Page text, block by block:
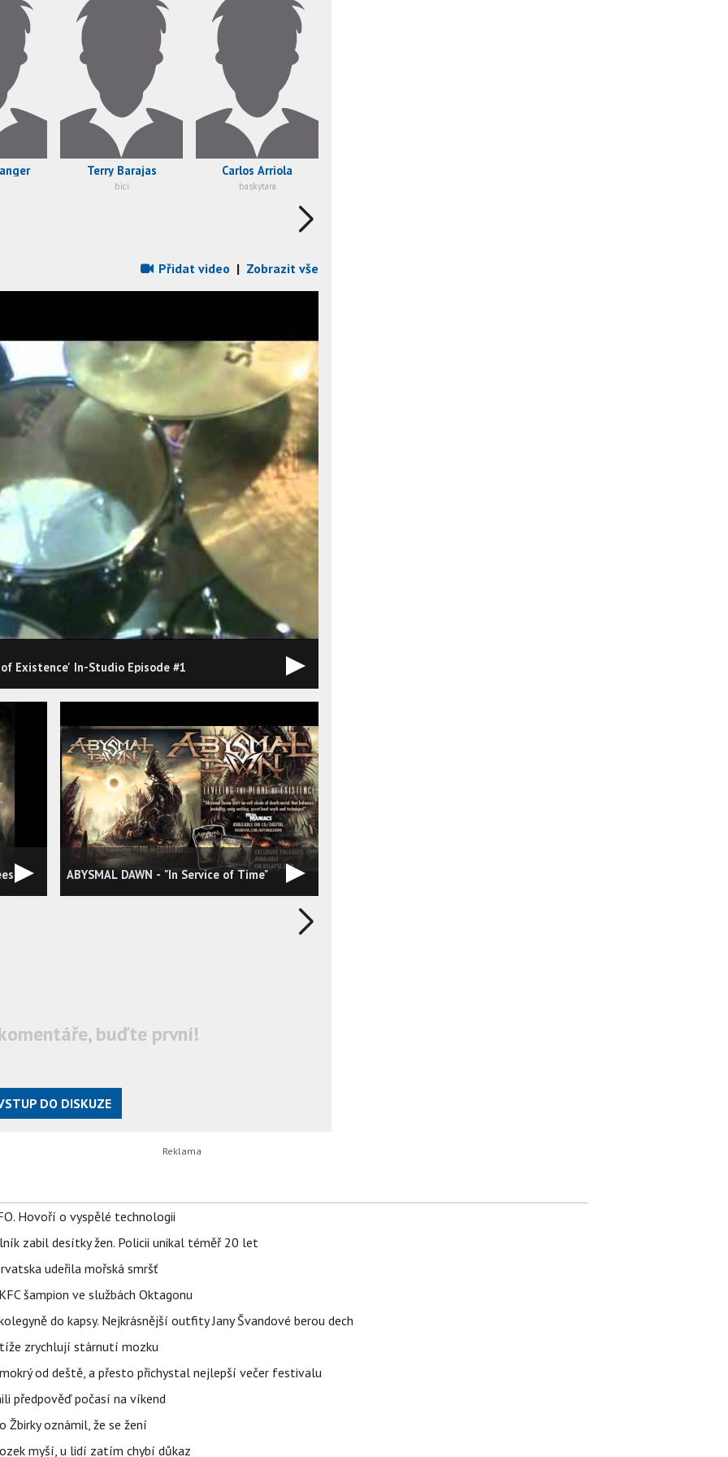
Terry Barajas
bicí
Carlos Arriola
baskytara
Přidat video | Zobrazit vše
Existence' In-Studio Episode #1
ABYSMAL DAWN - "In Service of Time"
buďte první!
DO DISKUZE
Hovoří o vyspělé technologii
zabil desítky žen. Policii unikal téměř 20 let
udeřila mořská smršť
šampion ve službách Oktagonu
do kapsy. Nejkrásnější outfity Jany Švandové berou dech
zrychlují stárnutí mozku
od deště, a přesto přichystal nejlepší večer festivalu
předpověď počasí na víkend
Žbirky oznámil, že se žení
myší, u lidí zatím chybí důkaz